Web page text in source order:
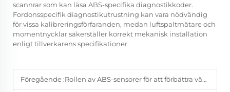
scannrar som kan läsa ABS-specifika diagnostikkoder.
Fordonsspecifik diagnostikutrustning kan vara nödvändig
för vissa kalibreringsförfaranden, medan luftspaltmätare och
momentnycklar säkerställer korrekt mekanisk installation
enligt tillverkarens specifikationer.
Föregående :Rollen av ABS-sensorer för att förbättra vägstabilitet och kontroll